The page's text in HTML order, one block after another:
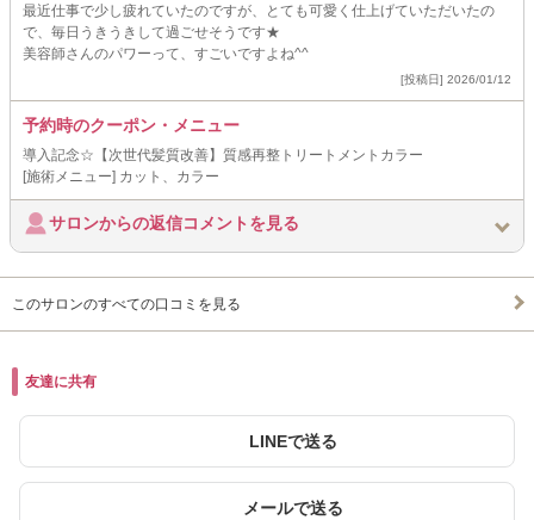
最近仕事で少し疲れていたのですが、とても可愛く仕上げていただいたの
で、毎日うきうきして過ごせそうです★
美容師さんのパワーって、すごいですよね^^
[投稿日] 2026/01/12
予約時のクーポン・メニュー
導入記念☆【次世代髪質改善】質感再整トリートメントカラー
[施術メニュー] カット、カラー
サロンからの返信コメントを見る
このサロンのすべての口コミを見る
友達に共有
LINEで送る
メールで送る